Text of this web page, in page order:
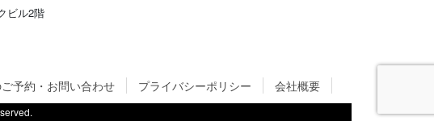
ビル2階
予約・お問い合わせ プライバシーポリシー 会社概要